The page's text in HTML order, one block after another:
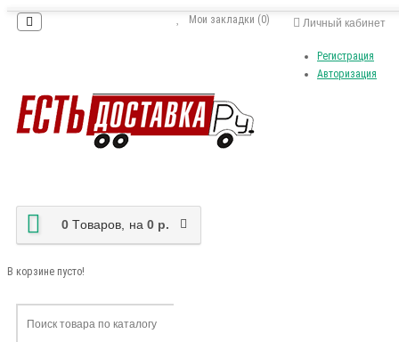
Личный кабинет
Регистрация
Авторизация
Мои закладки (0)
0 Tоваров, на 0 р.
В корзине пусто!